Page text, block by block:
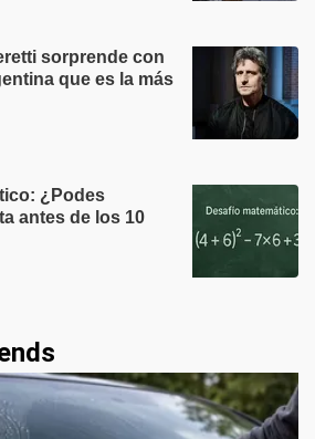
sorprende con
que es la más
¿Podes
antes de los 10